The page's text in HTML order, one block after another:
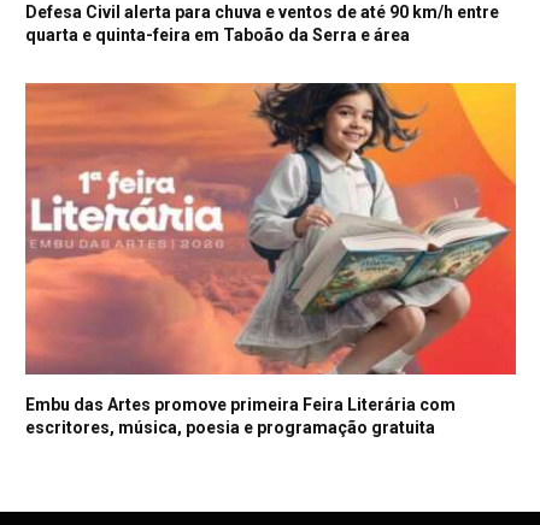
Defesa Civil alerta para chuva e ventos de até 90 km/h entre
quarta e quinta-feira em Taboão da Serra e área
Embu das Artes promove primeira Feira Literária com
escritores, música, poesia e programação gratuita